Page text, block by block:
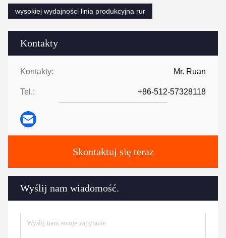
Kontakty
Kontakty: Mr. Ruan
Tel.: +86-512-57328118
Skontaktuj się teraz
Wyślij nam wiadomość.
wysokiej wydajności linia produkcyjna rur